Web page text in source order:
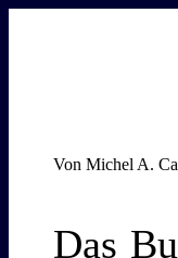
Von Michel A.
Das